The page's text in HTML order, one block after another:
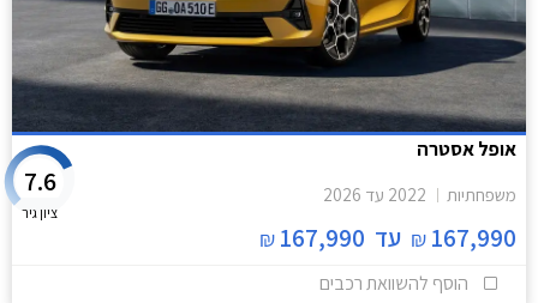
אופל אסטרה
משפחתיות 2022 עד 2026
167,990
₪ עד 167,990
₪
7.6
ציון גיר
הוסף להשוואת רכבים